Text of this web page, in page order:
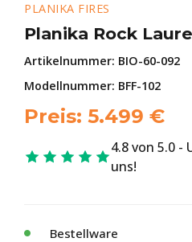
PLANIKA FIRES
Planika Rock
Artikelnummer: BIO-60-092
Modellnummer: BFF-102
Preis: 5.499 €
4.8 von 5.0 -
uns!
Bestellware